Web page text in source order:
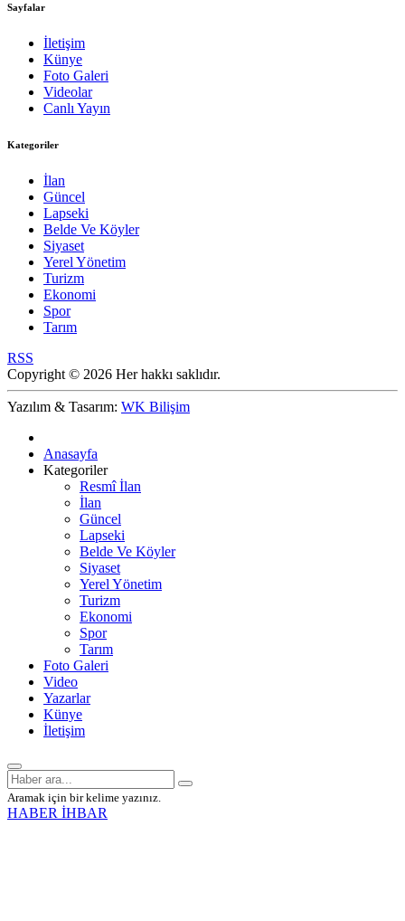
Sayfalar
İletişim
Künye
Foto Galeri
Videolar
Canlı Yayın
Kategoriler
İlan
Güncel
Lapseki
Belde Ve Köyler
Siyaset
Yerel Yönetim
Turizm
Ekonomi
Spor
Tarım
RSS
Copyright © 2026 Her hakkı saklıdır.
Yazılım & Tasarım: WK Bilişim
Anasayfa
Kategoriler
Resmî İlan
İlan
Güncel
Lapseki
Belde Ve Köyler
Siyaset
Yerel Yönetim
Turizm
Ekonomi
Spor
Tarım
Foto Galeri
Video
Yazarlar
Künye
İletişim
Aramak için bir kelime yazınız.
HABER İHBAR